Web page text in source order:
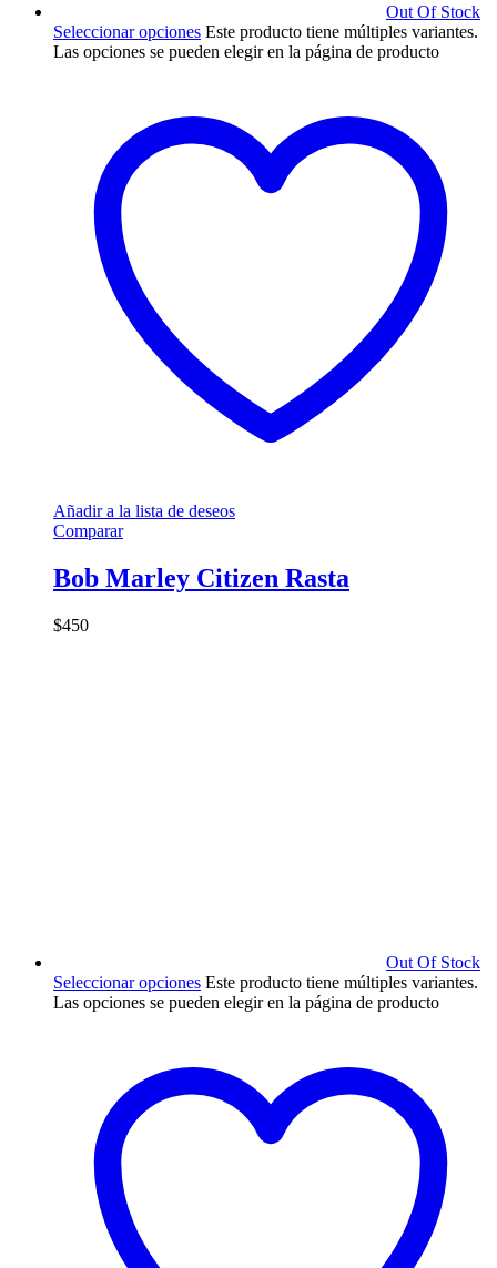
Out Of Stock
Seleccionar opciones Este producto tiene múltiples variantes.
Las opciones se pueden elegir en la página de producto
Añadir a la lista de deseos
Comparar
Bob Marley Citizen Rasta
$450
Out Of Stock
Seleccionar opciones Este producto tiene múltiples variantes.
Las opciones se pueden elegir en la página de producto